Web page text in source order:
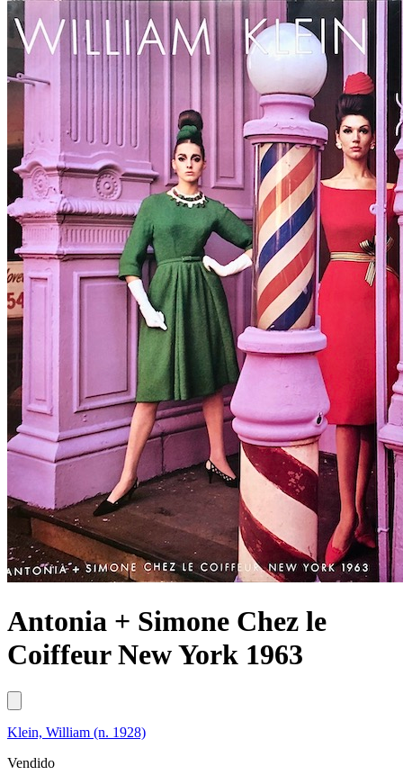
Antonia + Simone Chez le
Coiffeur New York 1963
Klein, William (n. 1928)
Vendido